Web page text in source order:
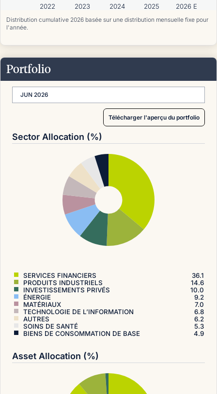
2022 2023 2024 2025 2026 E
Distribution cumulative 2026 basée sur une distribution mensuelle fixe pour
l'année.
Portfolio
JUN 2026
Télécharger l'aperçu du portfolio
Sector Allocation (%)
SERVICES FINANCIERS
36.1
PRODUITS INDUSTRIELS
14.6
INVESTISSEMENTS PRIVÉS
10.0
ÉNERGIE
9.2
MATÉRIAUX
7.0
TECHNOLOGIE DE L’INFORMATION
6.8
AUTRES
6.2
SOINS DE SANTÉ
5.3
BIENS DE CONSOMMATION DE BASE
4.9
Asset Allocation (%)